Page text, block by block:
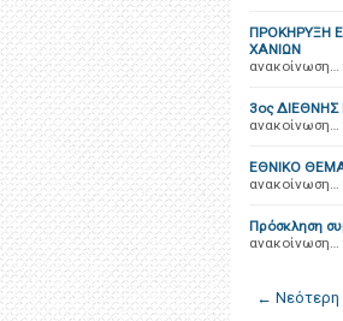
ΠΡΟΚΗΡΥΞΗ
ΧΑΝΙΩΝ
ανακοίνωση…
3ος
ανακοίνωση…
ΕΘΝΙΚΟ
ανακοίνωση…
Πρόσκληση
ανακοίνωση…
← Νεότερη